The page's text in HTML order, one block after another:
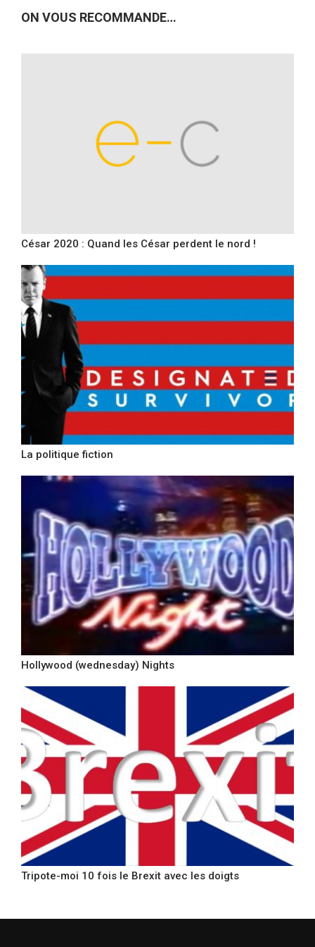
ON VOUS RECOMMANDE…
César 2020 : Quand les César perdent le nord !
La politique fiction
Hollywood (wednesday) Nights
Tripote-moi 10 fois le Brexit avec les doigts